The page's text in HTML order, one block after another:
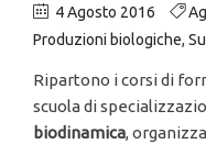
4 Agosto 2016
Produzioni biologiche,
Ripartono i corsi di
scuola di
biodinamica,